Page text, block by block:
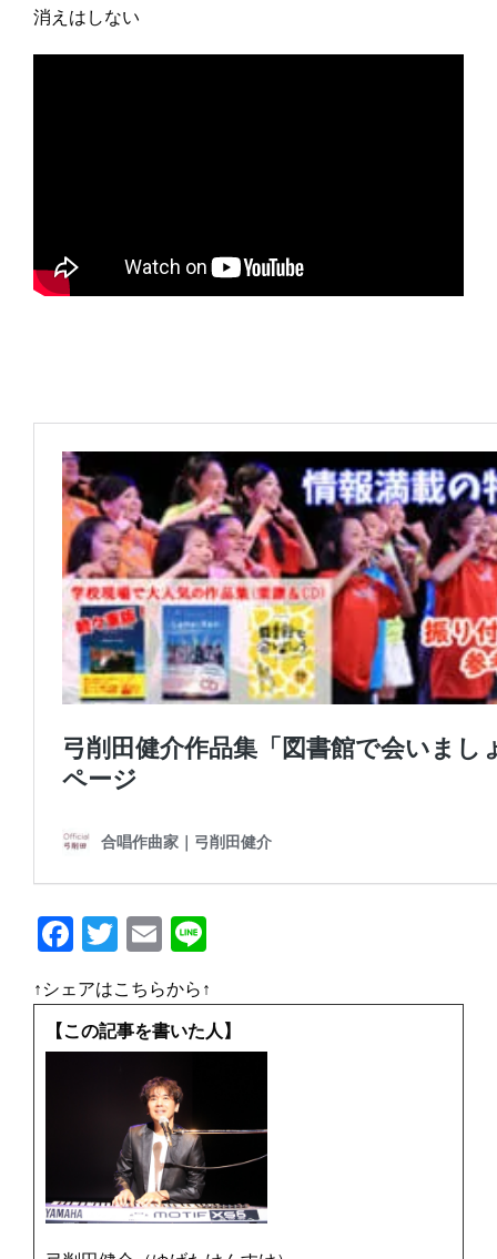
消えはしない
F
c
e
T
w
it
te
E
m
ai
l
e
↑シェアはこちらから↑
【この記事を書いた人】